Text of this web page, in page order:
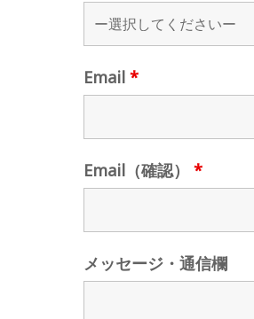
Email *
Email（確認） *
メッセージ・通信欄